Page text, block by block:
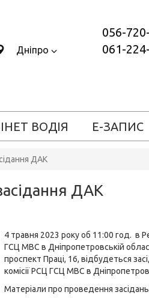
Дніпро
056-
061-
ВОДІЯ Е-ЗАПИС
ДАК
ДАК
4 травня 2023 року об 11:00 год. в
ГСЦ МВС в Дніпропетровській
проспект Праці, 16, відбудеться
комісії РСЦ ГСЦ МВС в
Матеріали про проведення засідань